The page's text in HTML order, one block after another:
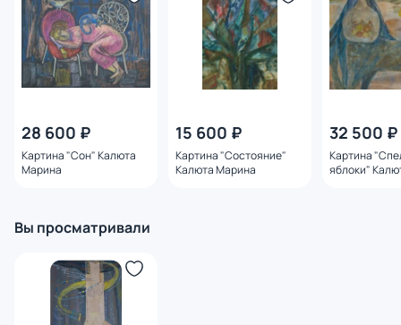
28 600 ₽
Картина "Сон" Калюта
Марина
15 600 ₽
Картина "Состояние"
Калюта Марина
32 500 ₽
Картина
яблоки"
Вы просматривали